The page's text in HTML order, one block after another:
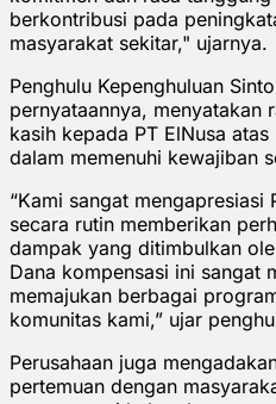
berkontribusi pada
masyarakat sekitar," ujarnya.
Penghulu Kepenghuluan
pernyataannya, menyatakan
kasih kepada PT ElNusa
dalam memenuhi kewajiban
“Kami sangat mengapresiasi
secara rutin memberikan
dampak yang ditimbulkan
Dana kompensasi ini sangat
memajukan berbagai
komunitas kami,” ujar
Perusahaan juga
pertemuan dengan